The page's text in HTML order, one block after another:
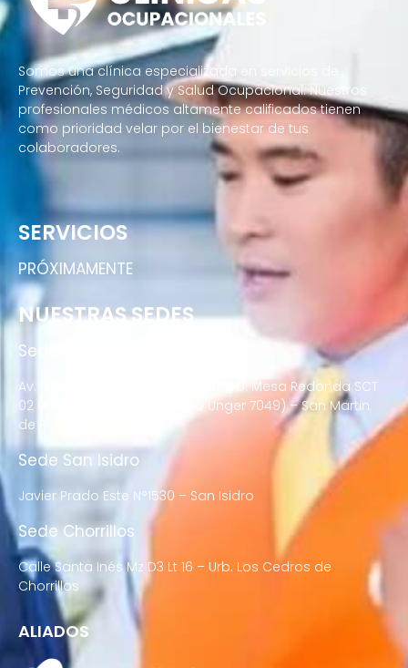
Somos una clínica especializada en servicios de
Prevención, Seguridad y Salud Ocupacional. Nuestros
profesionales médicos altamente calificados tienen
como prioridad velar por el bienestar de tus
colaboradores.
Enfermeras a domicilio
NUESTRAS SEDES
Sede San Martín de Porres
Av. Francisco Bolognesi Nro. 101 Urb. Mesa Redonda SCT
02 (Esquina con Av. Gerardo Unger 7049) – San Martin
de Porres
Sede San Isidro
Javier Prado Este N°1530 – San Isidro
Sede Chorrillos
Calle Santa Inés Mz D3 Lt 16 – Urb. Los Cedros de
Chorrillos
SERVICIOS
PRÓXIMAMENTE
ALIADOS